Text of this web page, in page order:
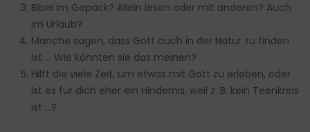
Bibel im Gepäck? Allein lesen oder mit anderen? Auch
im Urlaub?
Manche sagen, dass Gott auch in der Natur zu finden
ist … Wie könnten sie das meinen?
Hilft die viele Zeit, um etwas mit Gott zu erleben, oder
ist es für dich eher ein Hindernis, weil z. B. kein Teenkreis
ist …?